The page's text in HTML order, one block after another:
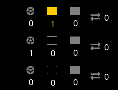
0 1 0
0
1 0 0
0
0 0 0
0